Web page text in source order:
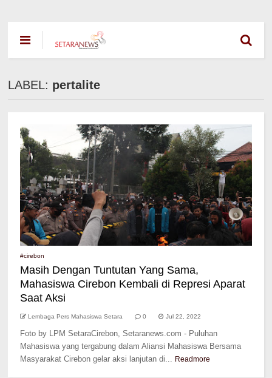
LABEL: pertalite
#cirebon
Masih Dengan Tuntutan Yang Sama,
Mahasiswa Cirebon Kembali di Represi Aparat
Saat Aksi
Lembaga Pers Mahasiswa Setara 0 Jul 22, 2022
Foto by LPM SetaraCirebon, Setaranews.com - Puluhan
Mahasiswa yang tergabung dalam Aliansi Mahasiswa Bersama
Masyarakat Cirebon gelar aksi lanjutan di... Readmore